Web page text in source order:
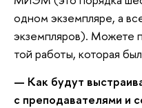
одном экземпляре, а
экземпляров). Можете
той работы, которая
— Как будут
с преподавателями и